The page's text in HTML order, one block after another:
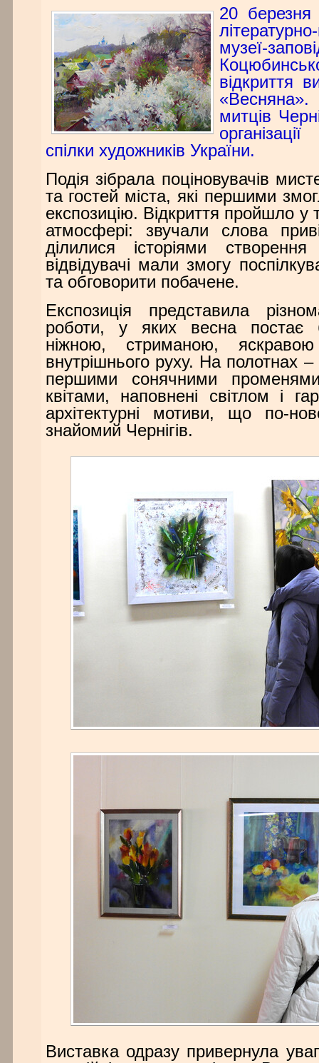
20 березня
музеї-
відкриття
митців
спілки художників України.
Подія зібрала поціновувачів
та гостей міста, які першими
експозицію. Відкриття пройшло у
атмосфері: звучали слова
ділилися історіями
відвідувачі мали змогу
та обговорити побачене.
Експозиція представила
роботи, у яких весна постає
ніжною, стриманою,
внутрішнього руху. На полотнах –
першими сонячними
квітами, наповнені світлом і
архітектурні мотиви, що по-
знайомий Чернігів.
Виставка одразу привернула